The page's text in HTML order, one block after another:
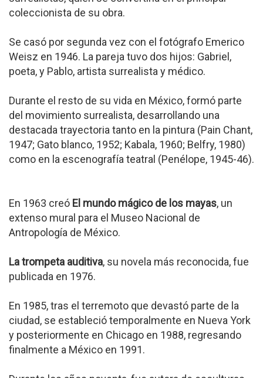
coleccionista de su obra.
Se casó por segunda vez con el fotógrafo Emerico
Weisz en 1946. La pareja tuvo dos hijos: Gabriel,
poeta, y Pablo, artista surrealista y médico.
Durante el resto de su vida en México, formó parte
del movimiento surrealista, desarrollando una
destacada trayectoria tanto en la pintura (Pain Chant,
1947; Gato blanco, 1952; Kabala, 1960; Belfry, 1980)
como en la escenografía teatral (Penélope, 1945-46).
En 1963 creó El mundo mágico de los mayas, un
extenso mural para el Museo Nacional de
Antropología de México.
La trompeta auditiva, su novela más reconocida, fue
publicada en 1976.
En 1985, tras el terremoto que devastó parte de la
ciudad, se estableció temporalmente en Nueva York
y posteriormente en Chicago en 1988, regresando
finalmente a México en 1991.